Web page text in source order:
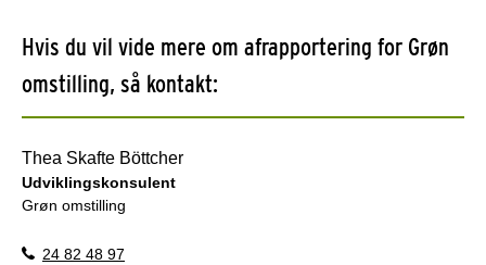
Hvis du vil vide mere om afrapportering for Grøn
omstilling, så kontakt:
Thea Skafte Böttcher
Udviklingskonsulent
Grøn omstilling
24 82 48 97